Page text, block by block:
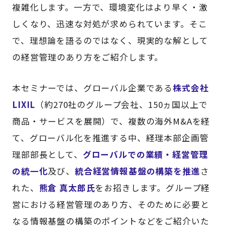
複雑化します。一方で、環境変化はより早く・激
しくなり、迅速な対処が求められています。そこ
で、理想論を語るのではなく、現実的な解として
の経営管理のあり方をご紹介します。
本セミナーでは、グローバル企業である株式会社
LIXIL （約270社のグループ会社、150ヵ国以上で
商品・サービスを展開）で、複数の海外M&Aを経
て、グローバル化を推進する中、経理本部企画管
理部部長として、 グローバルでの業績・経営管理
の統一化及び、 統合経営情報基盤の構築を推進さ
れた、 熊倉 真太郎氏をお招きします。グループ経
営における経営管理のあり方、そのために必要と
なる情報基盤の構築のポイントなどをご紹介いた